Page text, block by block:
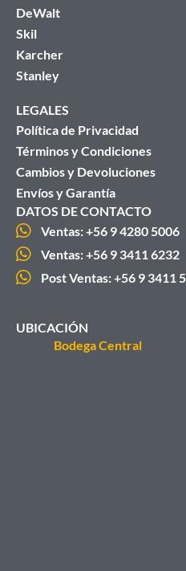
DeWalt
Skil
Karcher
Stanley
LEGALES
Política de Privacidad
Términos y Condiciones
Cambios y Devoluciones
Envíos y Garantía
DATOS DE CONTACTO
Ventas: +56 9 4280 5006
Ventas: +56 9 3411 6232
Post Ventas: +56 9 3411
UBICACIÓN
Bodega Central